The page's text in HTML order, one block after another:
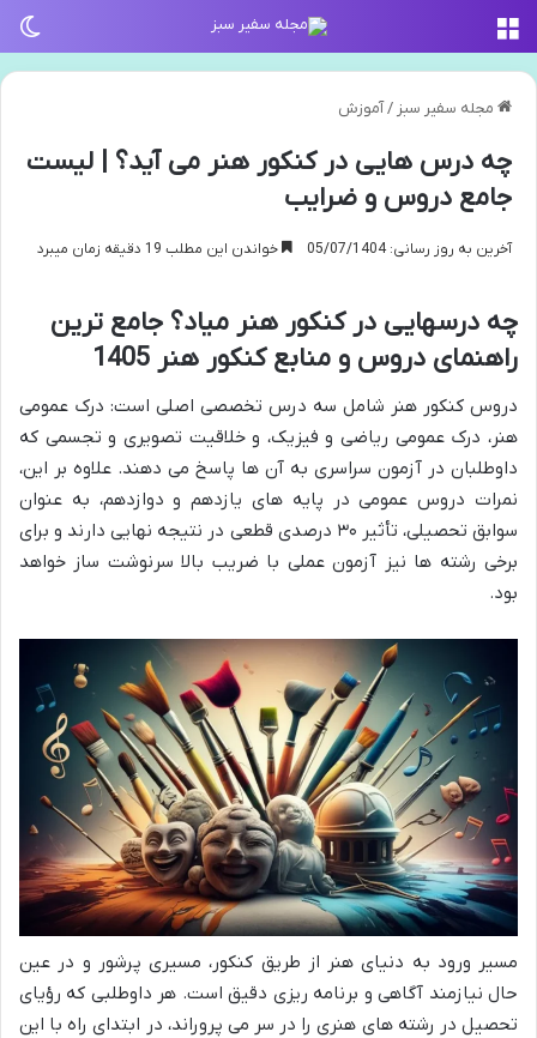
مجله سفیر سبز /آموزش
چه درس هایی در کنکور هنر می آید؟ | لیست
جامع دروس و ضرایب
آخرین به روز رسانی: 05/07/1404 خواندن این مطلب 19 دقیقه زمان میبرد
چه درسهایی در کنکور هنر میاد؟ جامع ترین
راهنمای دروس و منابع کنکور هنر 1405
دروس کنکور هنر شامل سه درس تخصصی اصلی است: درک عمومی
هنر، درک عمومی ریاضی و فیزیک، و خلاقیت تصویری و تجسمی که
داوطلبان در آزمون سراسری به آن ها پاسخ می دهند. علاوه بر این،
نمرات دروس عمومی در پایه های یازدهم و دوازدهم، به عنوان
سوابق تحصیلی، تأثیر ۳۰ درصدی قطعی در نتیجه نهایی دارند و برای
برخی رشته ها نیز آزمون عملی با ضریب بالا سرنوشت ساز خواهد
بود.
مسیر ورود به دنیای هنر از طریق کنکور، مسیری پرشور و در عین
حال نیازمند آگاهی و برنامه ریزی دقیق است. هر داوطلبی که رؤیای
تحصیل در رشته های هنری را در سر می پروراند، در ابتدای راه با این